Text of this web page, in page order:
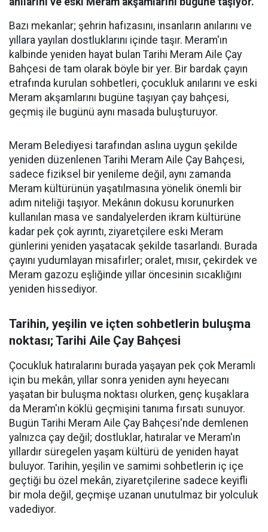
Bazı mekanlar; şehrin hafızasını, insanların anılarını ve
yıllara yayılan dostluklarını içinde taşır. Meram'ın
kalbinde yeniden hayat bulan Tarihi Meram Aile Çay
Bahçesi de tam olarak böyle bir yer. Bir bardak çayın
etrafında kurulan sohbetleri, çocukluk anılarını ve eski
Meram akşamlarını bugüne taşıyan çay bahçesi,
geçmiş ile bugünü aynı masada buluşturuyor.
Meram Belediyesi tarafından aslına uygun şekilde
yeniden düzenlenen Tarihi Meram Aile Çay Bahçesi,
sadece fiziksel bir yenileme değil, aynı zamanda
Meram kültürünün yaşatılmasına yönelik önemli bir
adım niteliği taşıyor. Mekânın dokusu korunurken
kullanılan masa ve sandalyelerden ikram kültürüne
kadar pek çok ayrıntı, ziyaretçilere eski Meram
günlerini yeniden yaşatacak şekilde tasarlandı. Burada
çayını yudumlayan misafirler; oralet, mısır, çekirdek ve
Meram gazozu eşliğinde yıllar öncesinin sıcaklığını
yeniden hissediyor.
Tarihin, yeşilin ve içten sohbetlerin buluşma
noktası; Tarihi Aile Çay Bahçesi
Çocukluk hatıralarını burada yaşayan pek çok Meramlı
için bu mekân, yıllar sonra yeniden aynı heyecanı
yaşatan bir buluşma noktası olurken, genç kuşaklara
da Meram'ın köklü geçmişini tanıma fırsatı sunuyor.
Bugün Tarihi Meram Aile Çay Bahçesi'nde demlenen
yalnızca çay değil; dostluklar, hatıralar ve Meram'ın
yıllardır süregelen yaşam kültürü de yeniden hayat
buluyor. Tarihin, yeşilin ve samimi sohbetlerin iç içe
geçtiği bu özel mekân, ziyaretçilerine sadece keyifli
bir mola değil, geçmişe uzanan unutulmaz bir yolculuk
vadediyor.